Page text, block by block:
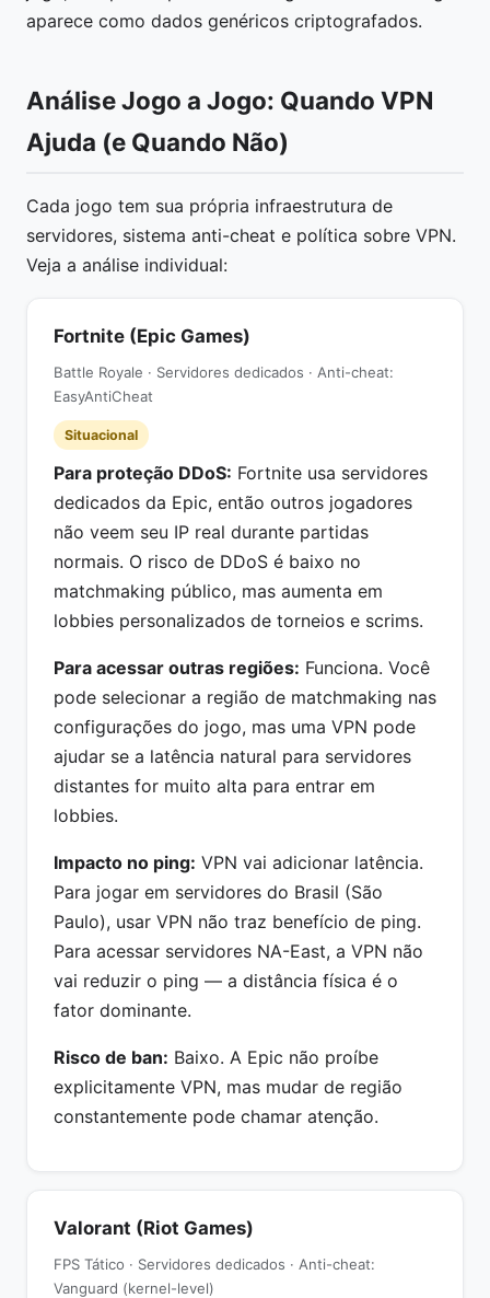
aparece como dados genéricos criptografados.
Análise Jogo a Jogo: Quando VPN
Ajuda (e Quando Não)
Cada jogo tem sua própria infraestrutura de
servidores, sistema anti-cheat e política sobre VPN.
Veja a análise individual:
Fortnite (Epic Games)
Battle Royale · Servidores dedicados · Anti-cheat:
EasyAntiCheat
Situacional
Para proteção DDoS: Fortnite usa servidores
dedicados da Epic, então outros jogadores
não veem seu IP real durante partidas
normais. O risco de DDoS é baixo no
matchmaking público, mas aumenta em
lobbies personalizados de torneios e scrims.
Para acessar outras regiões: Funciona. Você
pode selecionar a região de matchmaking nas
configurações do jogo, mas uma VPN pode
ajudar se a latência natural para servidores
distantes for muito alta para entrar em
lobbies.
Impacto no ping: VPN vai adicionar latência.
Para jogar em servidores do Brasil (São
Paulo), usar VPN não traz benefício de ping.
Para acessar servidores NA-East, a VPN não
vai reduzir o ping — a distância física é o
fator dominante.
Risco de ban: Baixo. A Epic não proíbe
explicitamente VPN, mas mudar de região
constantemente pode chamar atenção.
Valorant (Riot Games)
FPS Tático · Servidores dedicados · Anti-cheat:
Vanguard (kernel-level)